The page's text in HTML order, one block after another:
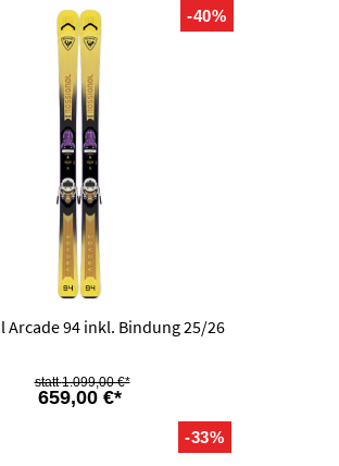
-40%
Arcade 94 inkl. Bindung 25/26
659,00 €*
1.099,00 €*
-33%